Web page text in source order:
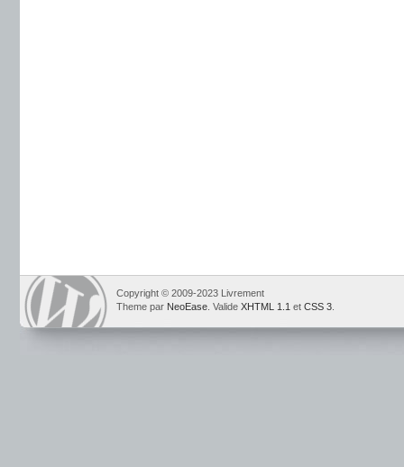
Copyright © 2009-2023 Livrement
Theme par NeoEase . Valide XHTML 1.1 et CSS 3